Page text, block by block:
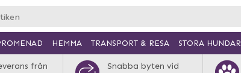
HEMMA TRANSPORT & RESA STORA HUNDAR
från
Snabba byten vid